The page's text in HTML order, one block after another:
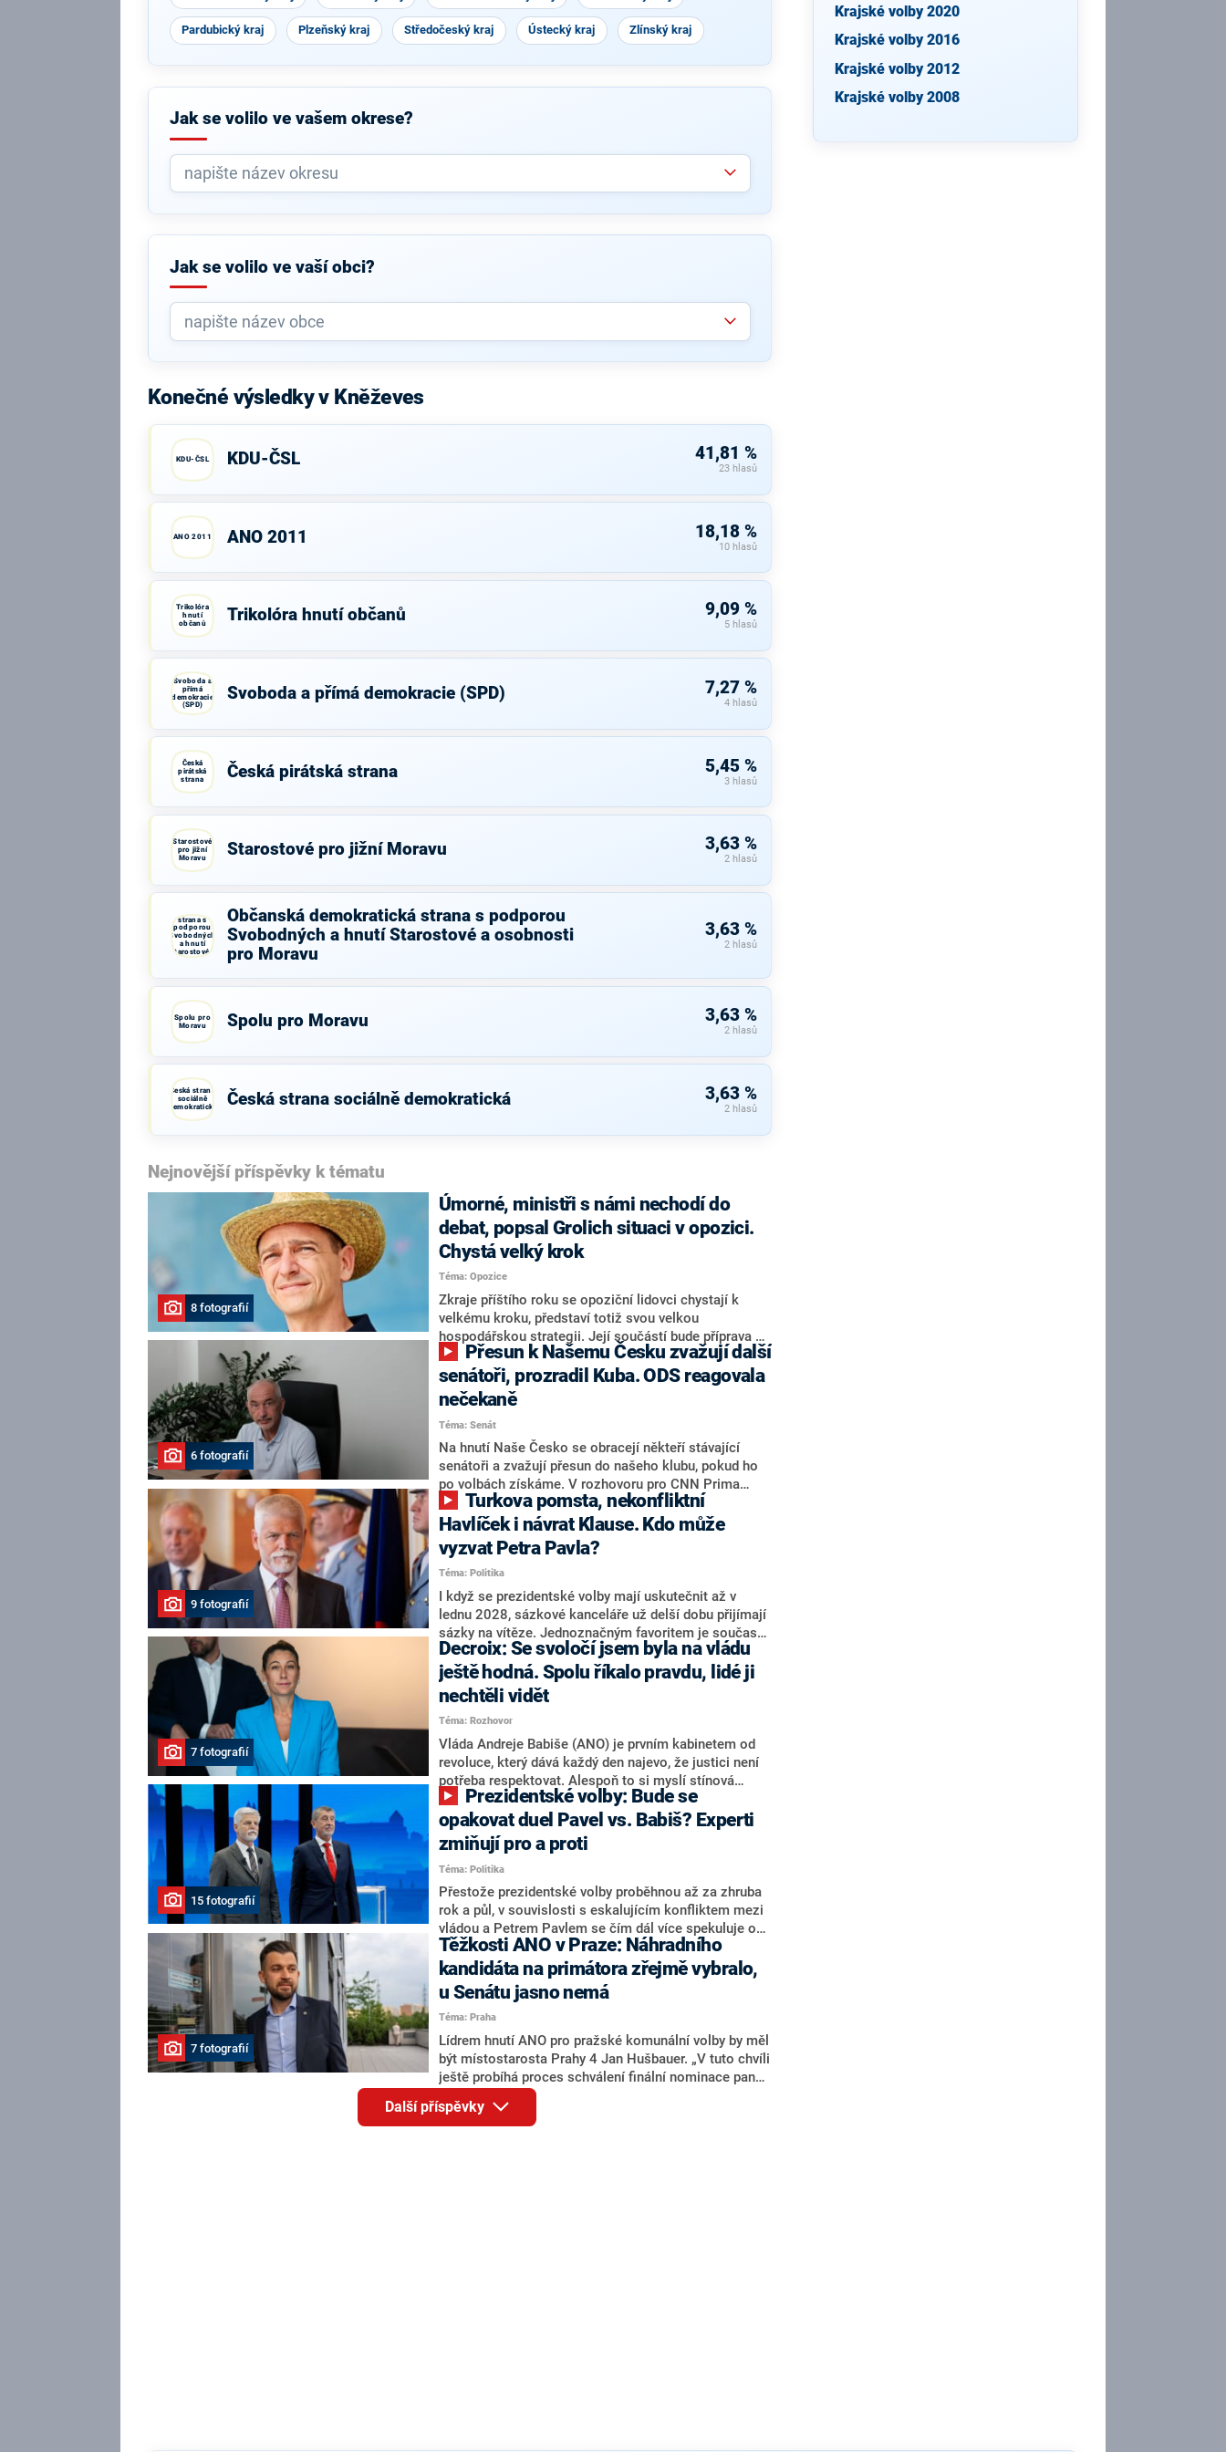
Pardubický kraj Plzeňský kraj Středočeský kraj Ústecký kraj Zlínský kraj
Jak se volilo ve vašem okrese?
Jak se volilo ve vaší obci?
Konečné výsledky v Kněževes
KDU-ČSL KDU-ČSL 41,81 %
23 hlasů
ANO 2011 ANO 2011 18,18 %
10 hlasů
Trikolóra
hnutí
občanů
Trikolóra hnutí občanů 9,09 %
5 hlasů
Svoboda a
přímá
demokracie
(SPD)
Svoboda a přímá demokracie (SPD) 7,27 %
4 hlasů
Česká
pirátská
strana
Česká pirátská strana 5,45 %
3 hlasů
Starostové
pro jižní
Moravu
Starostové pro jižní Moravu 3,63 %
2 hlasů
strana s
podporou
Svobodných
a hnutí
Starostové a
osobnosti
Občanská demokratická strana s podporou
Svobodných a hnutí Starostové a osobnosti
pro Moravu
3,63 %
2 hlasů
Spolu pro
Moravu
Spolu pro Moravu 3,63 %
2 hlasů
Česká strana
sociálně
demokratická
Česká strana sociálně demokratická 3,63 %
2 hlasů
Nejnovější příspěvky k tématu
8 fotografií
Úmorné, ministři s námi nechodí do
debat, popsal Grolich situaci v opozici.
Chystá velký krok
Téma: Opozice
Zkraje příštího roku se opoziční lidovci chystají k
velkému kroku, představí totiž svou velkou
hospodářskou strategii. Její součástí bude příprava na
stárnutí populace, řekl ve středu na setkání s novináři
nový předseda lidovců Jan Grolich. Ten zároveň v
senátních volbách kandiduje ve Vyškově. Popsal i
aktivitu opozice, o níž vládní strany nebo političtí
komentátoři mluví jako o slabé a v defenzivě. „Je to
úmorná práce upozorňovat na chyby vlády. Ministři s
námi navíc nechodí do debat. Chceme ale ukazovat
svoje témata,“ odpověděl Grolich na dotaz CNN Prima
NEWS.
6 fotografií
senátoři, prozradil Kuba. ODS reagovala
nečekaně
Téma: Senát
Na hnutí Naše Česko se obracejí někteří stávající
senátoři a zvažují přesun do našeho klubu, pokud ho
po volbách získáme. V rozhovoru pro CNN Prima
NEWS to řekl zakladatel hnutí a jihočeský hejtman
Martin Kuba. Konkrétní nebyl, ale získat by takto mohl
například senátora Zdeňka Hrabu, který je dnes
součástí klubu ODS a TOP 09. Hraba to na dotaz
redakce nevyloučil. Předseda klubu senátorů ODS
Zdeněk Nytra redakci řekl, že počítá s odchodem
některých senátorů z klubu a že Naše Česko není
nepřítel, ale soupeř.
9 fotografií
Havlíček i návrat Klause. Kdo může
vyzvat Petra Pavla?
Téma: Politika
I když se prezidentské volby mají uskutečnit až v
lednu 2028, sázkové kanceláře už delší dobu přijímají
sázky na vítěze. Jednoznačným favoritem je současná
hlava státu Petr Pavel. Daleko za ním pak bookmakeři
zmiňují dva výrazné politiky ANO, tedy premiéra
Andreje Babiše a ministra průmyslu Karla Havlíčka.
Oblíbeným tipem samotných sázkařů je poslanec za
Motoristy Filip Turek. Politolog Jan Kubáček nicméně
o případné kandidatuře kohokoliv ze zmíněné trojice
značně pochybuje. Podle něj současná koalice dosud
nemá osobu, která by Pavlovi mohla konkurovat.
7 fotografií
Decroix: Se svoločí jsem byla na vládu
ještě hodná. Spolu říkalo pravdu, lidé ji
nechtěli vidět
Téma: Rozhovor
Vláda Andreje Babiše (ANO) je prvním kabinetem od
revoluce, který dává každý den najevo, že justici není
potřeba respektovat. Alespoň to si myslí stínová
ministryně spravedlnosti ODS Eva Decroix. V
rozhovoru pro CNN Prima NEWS si nebrala servítky
ohledně politického výkonu svého nástupce Jeronýma
Tejce (za ANO) či vládní zmocněnkyně pro lidská
práva Taťány Malé (ANO). Označením „svoloč“ na
adresu vlády prý byla ještě hodná. Decroix se také
vrátila k volební porážce koalice Spolu či promluvila o
hnutí Naše Česko Martina Kuby.
15 fotografií
opakovat duel Pavel vs. Babiš? Experti
zmiňují pro a proti
Téma: Politika
Přestože prezidentské volby proběhnou až za zhruba
rok a půl, v souvislosti s eskalujícím konfliktem mezi
vládou a Petrem Pavlem se čím dál více spekuluje o
tom, koho by do bitvy o Hrad mohla vyslat současná
koalice. Někteří političtí komentátoři znovu vytahují
jméno premiéra Andreje Babiše (ANO). Jak moc je
pravděpodobné, že se v prezidentských volbách 2028
bude znovu opakovat souboj z roku 2023?
7 fotografií
Těžkosti ANO v Praze: Náhradního
kandidáta na primátora zřejmě vybralo,
u Senátu jasno nemá
Téma: Praha
Lídrem hnutí ANO pro pražské komunální volby by měl
být místostarosta Prahy 4 Jan Hušbauer. „V tuto chvíli
ještě probíhá proces schválení finální nominace pana
Jana Hušbauera Výborem hnutí ANO,“ uvedl pro
redakci místopředseda pražského ANO Martin
Benkovič. O Hušbauerovi se spekulovalo jako o
Další příspěvky
Krajské volby 2020
Krajské volby 2016
Krajské volby 2012
Krajské volby 2008